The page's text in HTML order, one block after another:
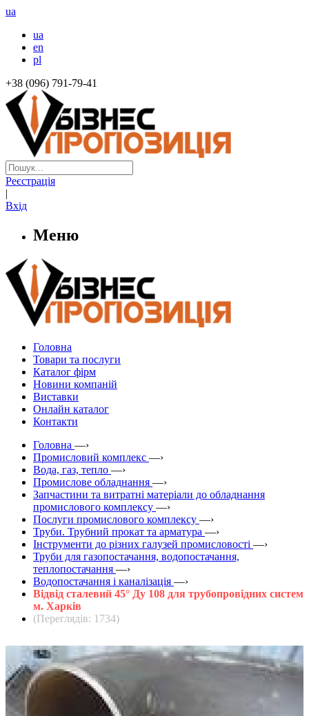
ua
ua
en
pl
+38 (096) 791-79-41
Реєстрація
|
Вхід
Меню
Головна
Товари та послуги
Каталог фірм
Новини компаній
Виставки
Онлайн каталог
Контакти
Головна —›
Промисловий комплекс —›
Вода, газ, тепло —›
Промислове обладнання —›
Запчастини та витратні матеріали до обладнання
промислового комплексу —›
Послуги промислового комплексу —›
Труби. Трубний прокат та арматура —›
Інструменти до різних галузей промисловості —›
Труби для газопостачання, водопостачання,
теплопостачання —›
Водопостачання і каналізація —›
Відвід сталевий 45° Ду 108 для трубопровідних систем
м. Харків
(Переглядів: 1734)